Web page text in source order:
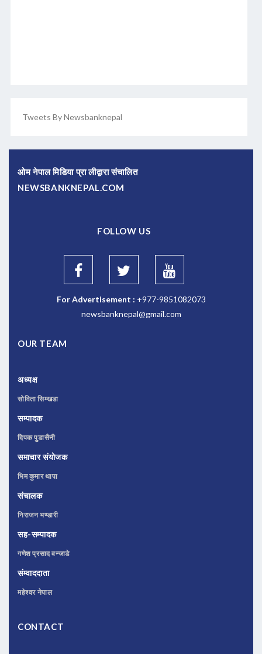
Tweets By Newsbanknepal
ओम नेपाल मिडिया प्रा लीद्वारा संचालित
NEWSBANKNEPAL.COM
FOLLOW US
For Advertisement : +977-9851082073
newsbanknepal@gmail.com
OUR TEAM
अध्यक्ष
सोविता सिम्खडा
सम्पादक
दिपक पुडासैनी
समाचार संयोजक
भिम कुमार थापा
संचालक
निराजन भण्डारी
सह-सम्पादक
गणेश प्रसाद वन्जाडे
संम्वाददाता
महेश्वर नेपाल
CONTACT